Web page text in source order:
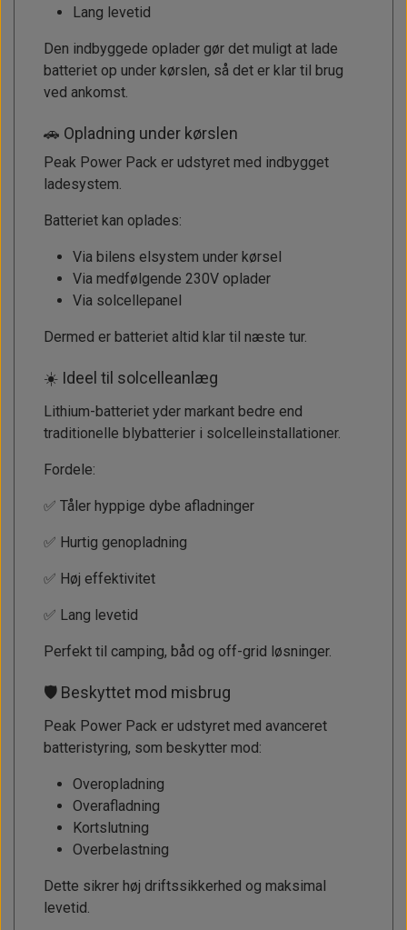
Lang levetid
Den indbyggede oplader gør det muligt at lade
batteriet op under kørslen, så det er klar til brug
ved ankomst.
🚗 Opladning under kørslen
Peak Power Pack er udstyret med indbygget
ladesystem.
Batteriet kan oplades:
Via bilens elsystem under kørsel
Via medfølgende 230V oplader
Via solcellepanel
Dermed er batteriet altid klar til næste tur.
☀️ Ideel til solcelleanlæg
Lithium-batteriet yder markant bedre end
traditionelle blybatterier i solcelleinstallationer.
Fordele:
✅ Tåler hyppige dybe afladninger
✅ Hurtig genopladning
✅ Høj effektivitet
✅ Lang levetid
Perfekt til camping, båd og off-grid løsninger.
🛡 Beskyttet mod misbrug
Peak Power Pack er udstyret med avanceret
batteristyring, som beskytter mod:
Overopladning
Overafladning
Kortslutning
Overbelastning
Dette sikrer høj driftssikkerhed og maksimal
levetid.